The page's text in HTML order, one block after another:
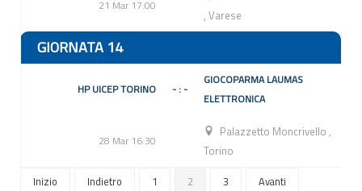
21 Mar 17:00
, Varese
GIORNATA 14
HP UICEP TORINO - : -
GIOCOPARMA LAUMAS
ELETTRONICA
28 Mar 16:30
Palazzetto Moncrivello,
Torino
Inizio
Indietro 1 2 3
Avanti